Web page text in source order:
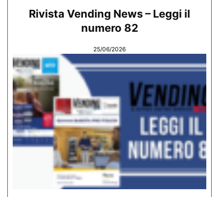
Rivista Vending News – Leggi il
numero 82
25/06/2026